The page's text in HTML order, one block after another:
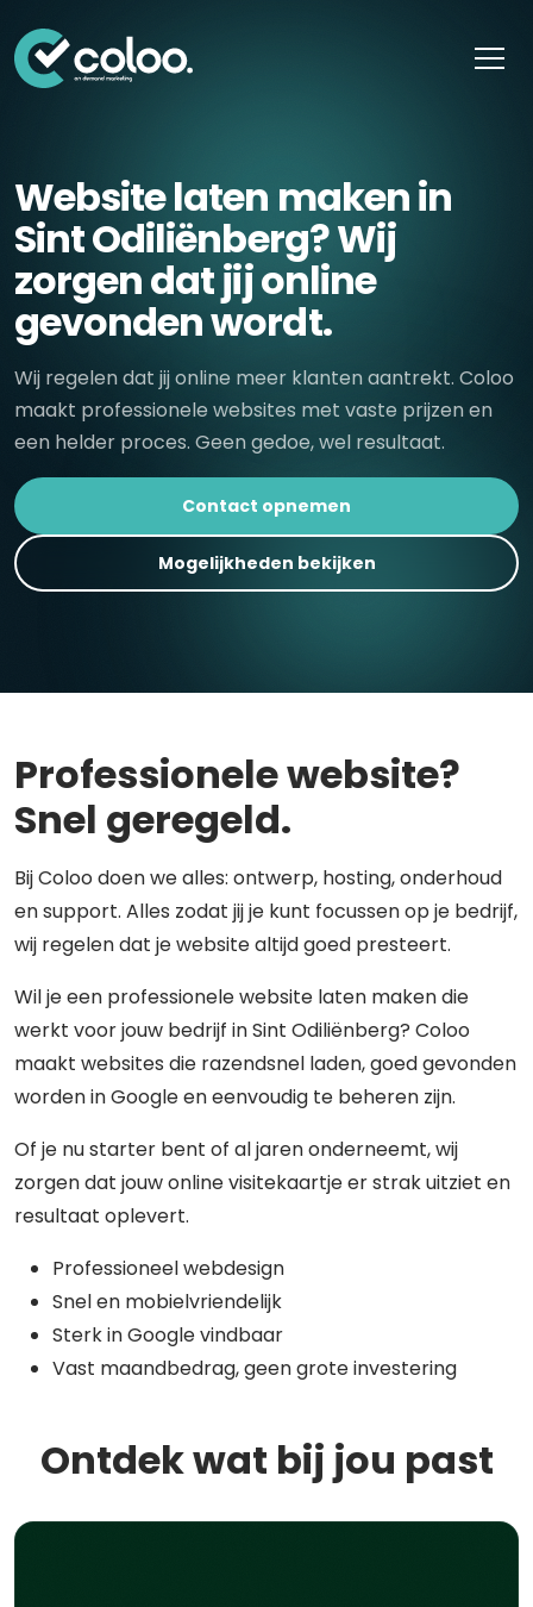
Website laten maken in
Sint Odiliënberg? Wij
zorgen dat jij online
gevonden wordt.
Wij regelen dat jij online meer klanten aantrekt. Coloo
maakt professionele websites met vaste prijzen en
een helder proces. Geen gedoe, wel resultaat.
Contact opnemen
Mogelijkheden bekijken
Professionele website?
Snel geregeld.
Bij Coloo doen we alles: ontwerp, hosting, onderhoud
en support. Alles zodat jij je kunt focussen op je bedrijf,
wij regelen dat je website altijd goed presteert.
Wil je een professionele website laten maken die
werkt voor jouw bedrijf in Sint Odiliënberg? Coloo
maakt websites die razendsnel laden, goed gevonden
worden in Google en eenvoudig te beheren zijn.
Of je nu starter bent of al jaren onderneemt, wij
zorgen dat jouw online visitekaartje er strak uitziet en
resultaat oplevert.
Professioneel webdesign
Snel en mobielvriendelijk
Sterk in Google vindbaar
Vast maandbedrag, geen grote investering
Ontdek wat bij jou past